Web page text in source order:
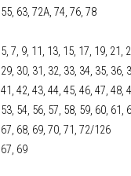
55, 63, 72А, 74, 76, 78
5, 7, 9, 11, 13, 15, 17, 19, 21,
29, 30, 31, 32, 33, 34, 35, 36,
41, 42, 43, 44, 45, 46, 47, 48,
53, 54, 56, 57, 58, 59, 60, 61,
67, 68, 69, 70, 71, 72/126
67, 69